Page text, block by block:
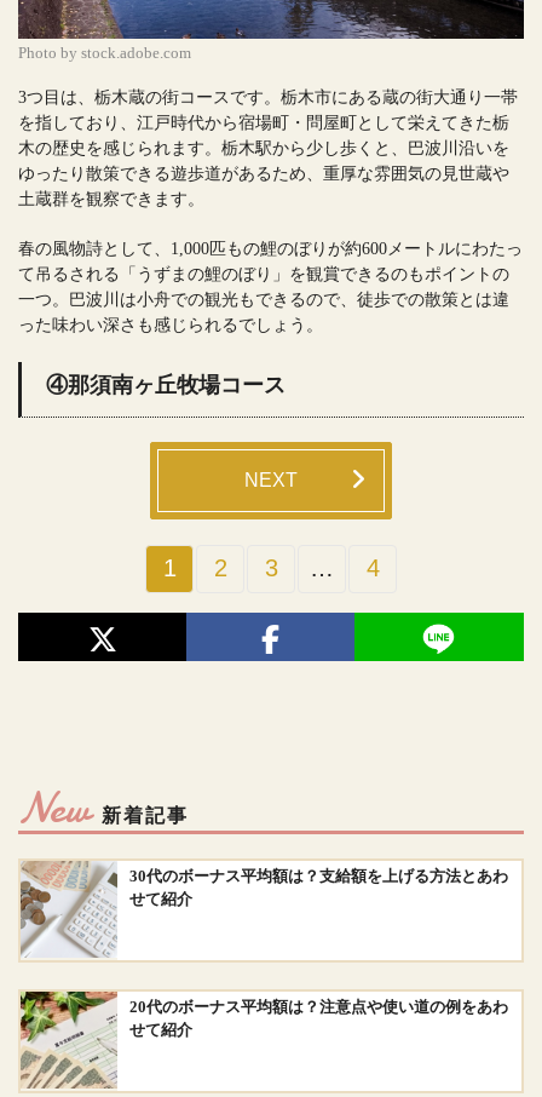
Photo by stock.adobe.com
3つ目は、栃木蔵の街コースです。栃木市にある蔵の街大通り一帯
を指しており、江戸時代から宿場町・問屋町として栄えてきた栃
木の歴史を感じられます。栃木駅から少し歩くと、巴波川沿いを
ゆったり散策できる遊歩道があるため、重厚な雰囲気の見世蔵や
土蔵群を観察できます。
春の風物詩として、1,000匹もの鯉のぼりが約600メートルにわたっ
て吊るされる「うずまの鯉のぼり」を観賞できるのもポイントの
一つ。巴波川は小舟での観光もできるので、徒歩での散策とは違
った味わい深さも感じられるでしょう。
④那須南ヶ丘牧場コース
NEXT
1 2 3 … 4
New 新着記事
30代のボーナス平均額は？支給額を上げる方法とあわ
せて紹介
20代のボーナス平均額は？注意点や使い道の例をあわ
せて紹介